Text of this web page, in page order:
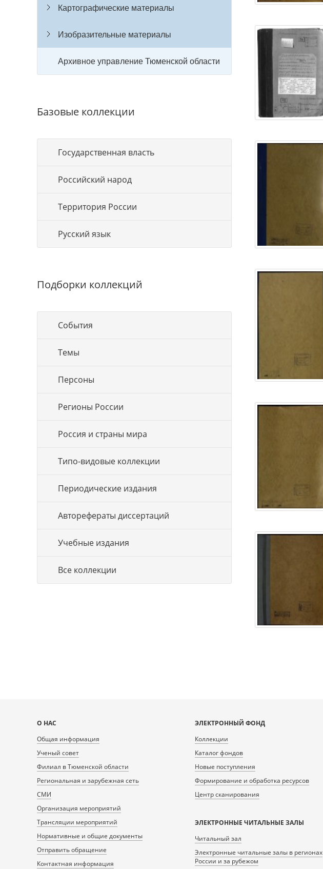
Картографические материалы
Изобразительные материалы
Архивное управление Тюменской области
Базовые коллекции
Государственная власть
Российский народ
Территория России
Русский язык
Подборки коллекций
События
Темы
Персоны
Регионы России
Россия и страны мира
Типо-видовые коллекции
Периодические издания
Авторефераты диссертаций
Учебные издания
Все коллекции
Карта
сайта
О НАС
Общая информация
Ученый совет
Филиал в Тюменской области
Региональная и зарубежная сеть
СМИ
Организация мероприятий
Трансляции мероприятий
Нормативные и общие документы
Отправить обращение
Контактная информация
ЭЛЕКТРОННЫЙ ФОНД
Коллекции
Каталог фондов
Новые поступления
Формирование и обработка ресурсов
Центр сканирования
ЭЛЕКТРОННЫЕ ЧИТАЛЬНЫЕ ЗАЛЫ
Читальный зал
Электронные читальные залы в регионах
России и за рубежом